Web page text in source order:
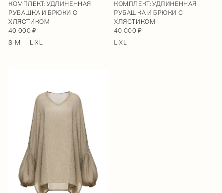
КОМПЛЕКТ: УДЛИНЕННАЯ
РУБАШКА И БРЮКИ С
ХЛЯСТИКОМ
40 000 ₽
S-M
L-XL
КОМПЛЕКТ: УДЛИНЕННАЯ
РУБАШКА И БРЮКИ С
ХЛЯСТИКОМ
40 000 ₽
L-XL